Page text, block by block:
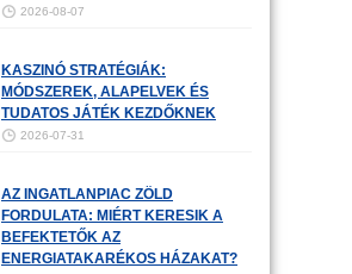
2026-08-07
KASZINÓ STRATÉGIÁK:
MÓDSZEREK, ALAPELVEK ÉS
TUDATOS JÁTÉK KEZDŐKNEK
2026-07-31
AZ INGATLANPIAC ZÖLD
FORDULATA: MIÉRT KERESIK A
BEFEKTETŐK AZ
ENERGIATAKARÉKOS HÁZAKAT?